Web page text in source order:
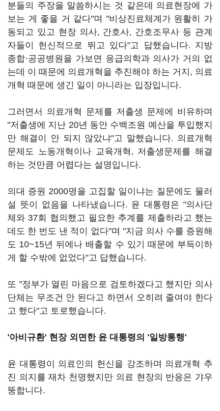
분들의 주장을 말씀하시는 것 같은데 의료현장에 가
보는 게 좋을 거 같다"며 "비상진료체계가 원활히 가
동되고 있고 현장 의사, 간호사, 간호조무사 등 관계
자들이 헌신적으로 뛰고 있다"고 답했습니다. 지방
종합·공공병원을 가보면 응급의학과 의사가 거의 없
는데 이 때문에 의료개혁을 추진해야 하는 거지, 의료
개혁 때문에 생긴 일이 아니라는 입장입니다.
그러면서 의료개혁 문제를 저출생 문제에 비유하며
"저출생에 지난 20년 동안 수백조원 예산을 투입했지
만 해결이 안 되지 않았냐"고 말했습니다. 의료개혁
문제도 노동개혁이나 교육개혁, 저출생문제를 해결
하는 것만큼 어렵다는 설명입니다.
의대 증원 2000명을 고집할 일이냐는 질문에도 물러
설 뜻이 없음을 나타냈습니다. 윤 대통령은 "의사단
체와 37회 협의했고 필요한 추계를 제출하라고 했는
데도 한 번도 낸 적이 없다"며 "지금 의사 수를 증원해
도 10~15년 뒤에나 배출할 수 있기 때문에 부득이하
게 할 수밖에 없었다"고 답했습니다.
또 "정부가 열린 마음으로 검토하겠다고 했지만 의사
단체는 무조건 안 된다고 하면서 오히려 줄여야 한다
고 했다"고 토로했습니다.
'아비규환' 현장 외면한 윤 대통령의 '일방통행'
윤 대통령이 의료인의 헌신을 강조하며 의료개혁 추
진 의지를 재차 천명했지만 의료 현장의 반응은 갸우
뚱합니다.